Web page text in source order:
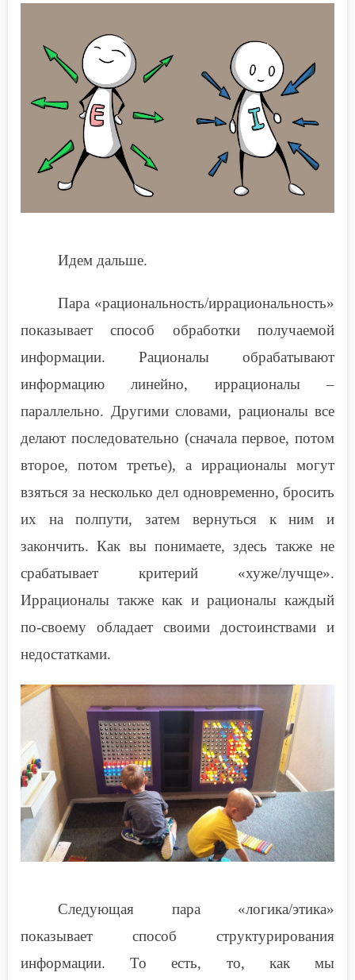
Идем дальше.
Пара «рациональность/иррациональность»
показывает способ обработки получаемой
информации. Рационалы обрабатывают
информацию линейно, иррационалы –
параллельно. Другими словами, рационалы все
делают последовательно (сначала первое, потом
второе, потом третье), а иррационалы могут
взяться за несколько дел одновременно, бросить
их на полпути, затем вернуться к ним и
закончить. Как вы понимаете, здесь также не
срабатывает критерий «хуже/лучще».
Иррационалы также как и рационалы каждый
по-своему обладает своими достоинствами и
недостатками.
Следующая пара «логика/этика»
показывает способ структурирования
информации. То есть, то, как мы